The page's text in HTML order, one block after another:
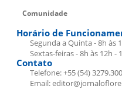
Comunidade
Horário de
Segunda a Quinta - 8h às
Sextas-feiras - 8h às 12h -
Contato
Telefone: +55 (54)
Email: